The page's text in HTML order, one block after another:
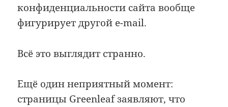
конфиденциальности сайта вообще
фигурирует другой e-mail.
Всё это выглядит странно.
Ещё один неприятный момент:
страницы Greenleaf заявляют, что